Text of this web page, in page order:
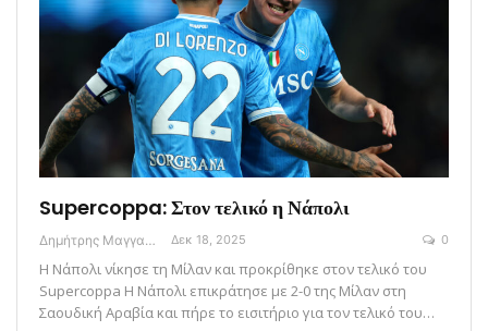
Supercoppa: Στον τελικό η Νάπολι
Δημήτρης Μαγγανάρης Δεκ 18, 2025 0
Η Νάπολι νίκησε τη Μίλαν και προκρίθηκε στον τελικό του
Supercoppa H Νάπολι επικράτησε με 2-0 της Μίλαν στη
Σαουδική Αραβία και πήρε το εισιτήριο για τον τελικό του…